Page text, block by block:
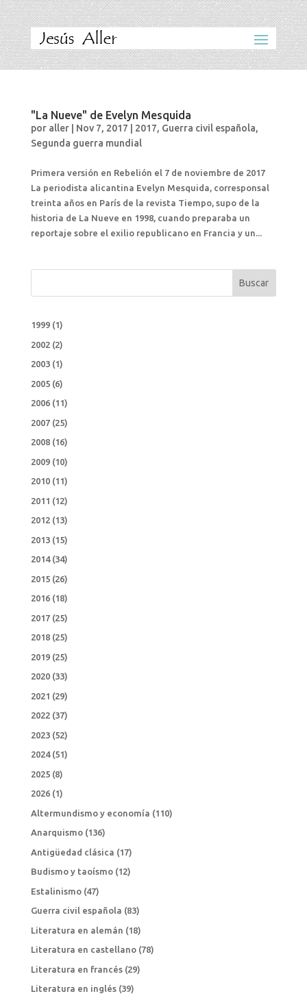
"La Nueve" de Evelyn Mesquida
por aller| Nov 7, 2017 2017, Guerra civil española,
Segunda guerra mundial
Primera versión en Rebelión el 7 de noviembre de 2017
La periodista alicantina Evelyn Mesquida, corresponsal
treinta años en París de la revista Tiempo, supo de la
historia de La Nueve en 1998, cuando preparaba un
reportaje sobre el exilio republicano en Francia y un...
Buscar
1999(1)
2002(2)
2003(1)
2005(6)
2006(11)
2007(25)
2008(16)
2009(10)
2010(11)
2011 (12)
2012(13)
2013(15)
2014(34)
2015(26)
2016(18)
2017(25)
2018(25)
2019(25)
2020(33)
2021 (29)
2022(37)
2023(52)
2024(51)
2025(8)
2026(1)
Altermundismo y economía (110)
Anarquismo(136)
Antigüedad clásica (17)
Budismo y taoísmo(12)
Estalinismo(47)
Guerra civil española (83)
Literatura en alemán (18)
Literatura en castellano(78)
Literatura en francés(29)
Literatura en inglés(39)